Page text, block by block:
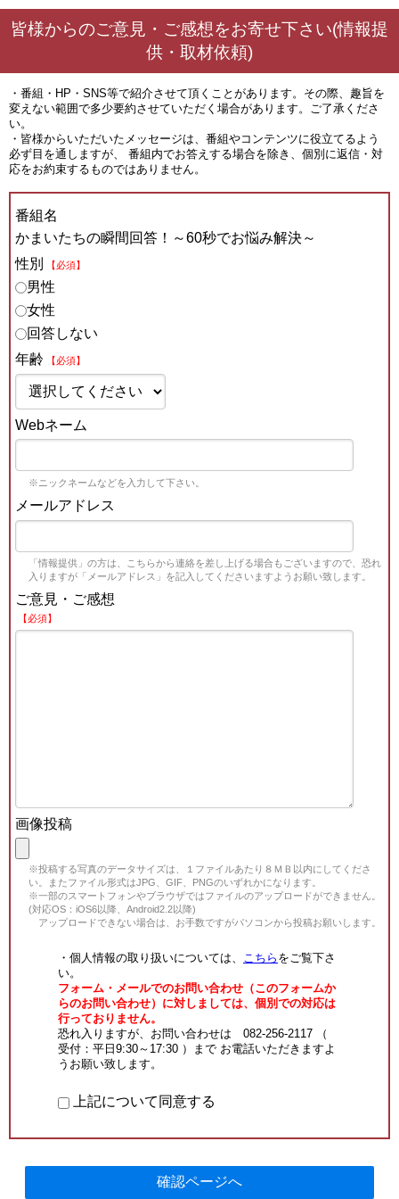
皆様からのご意見・ご感想をお寄せ下さい(情報提
供・取材依頼)
・番組・HP・SNS等で紹介させて頂くことがあります。その際、趣旨を
変えない範囲で多少要約させていただく場合があります。ご了承くださ
い。
・皆様からいただいたメッセージは、番組やコンテンツに役立てるよう
必ず目を通しますが、 番組内でお答えする場合を除き、個別に返信・対
応をお約束するものではありません。
番組名
かまいたちの瞬間回答！～60秒でお悩み解決～
性別
【必須】
男性
女性
回答しない
年齢
【必須】
Webネーム
※ニックネームなどを入力して下さい。
メールアドレス
「情報提供」の方は、こちらから連絡を差し上げる場合もございますので、恐れ
入りますが「メールアドレス」を記入してくださいますようお願い致します。
ご意見・ご感想
【必須】
画像投稿
※投稿する写真のデータサイズは、１ファイルあたり８ＭＢ以内にしてくださ
い。またファイル形式はJPG、GIF、PNGのいずれかになります。
※一部のスマートフォンやブラウザではファイルのアップロードができません。
(対応OS：iOS6以降、Android2.2以降)
アップロードできない場合は、お手数ですがパソコンから投稿お願いします。
・個人情報の取り扱いについては、 こちら をご覧下さ
い。
フォーム・メールでのお問い合わせ（このフォームか
らのお問い合わせ）に対しましては、個別での対応は
行っておりません。
恐れ入りますが、お問い合わせは 082-256-2117 （
受付：平日9:30～17:30 ）まで お電話いただきますよ
うお願い致します。
上記について同意する
確認ページへ